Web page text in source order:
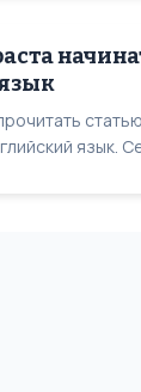
язык.